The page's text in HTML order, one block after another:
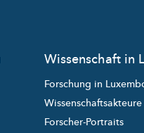
Wissenschaft in
Forschung in
Wissenschaftsakteure
Forscher-Portraits